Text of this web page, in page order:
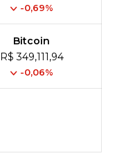
-0,69%
Bitcoin
R$ 349,111,94
-0,06%